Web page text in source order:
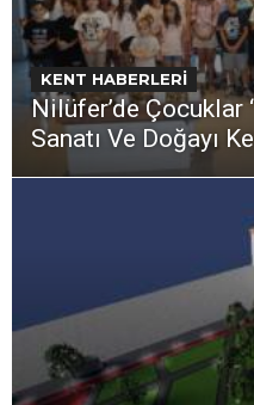
KENT HABERLERİ
Nilüfer’de Çocuklar
Sanatı Ve Doğayı